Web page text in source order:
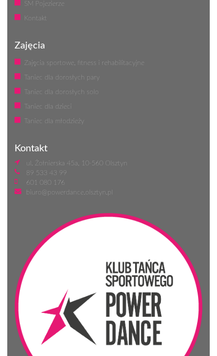
SM Pojezierze
Kontakt
Zajęcia
Zajęcia sportowe, fitness i rehabilitacyjne
Taniec dla dorosłych pary
Taniec dla dorosłych solo
Taniec dla dzieci
Taniec dla młodzieży
Kontakt
ul. Żołnierska 45a, 10-560 Olsztyn
89 533 43 99
601 080 176
biuro@powerdance.olsztyn.pl